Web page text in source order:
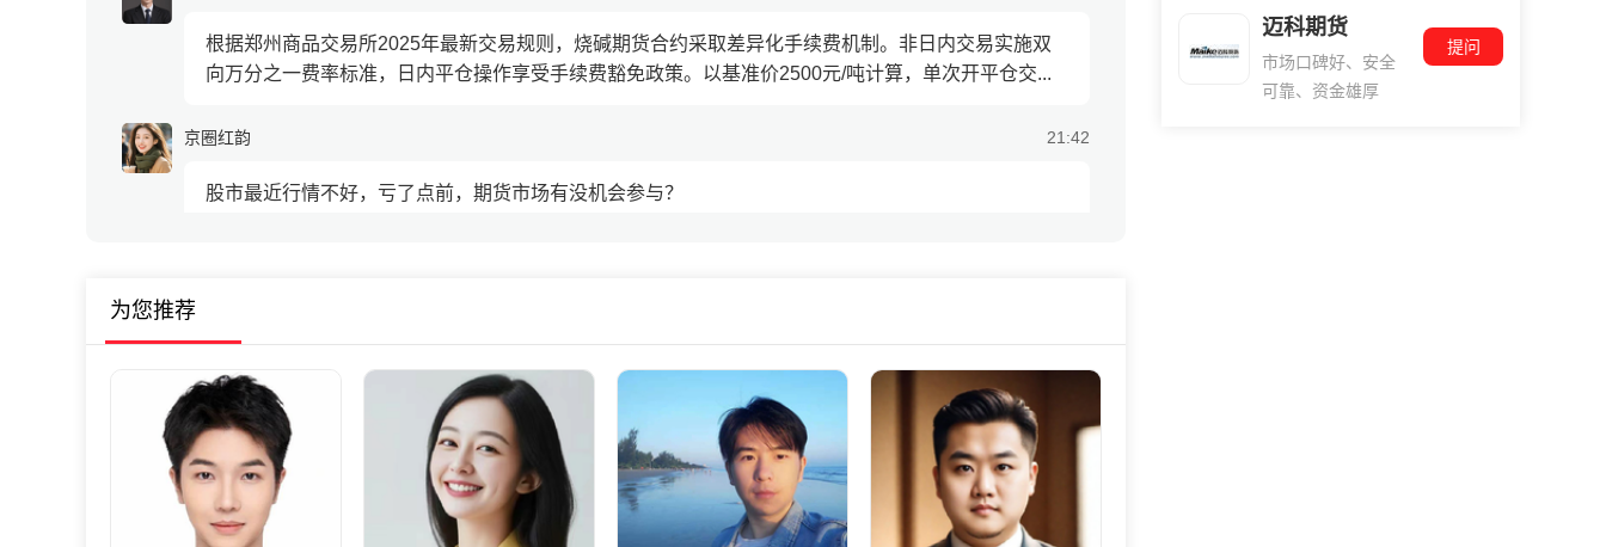
根据郑州商品交易所2025年最新交易规则，烧碱期货合约采取差异化手续费机制。非日内交易实施双
向万分之一费率标准，日内平仓操作享受手续费豁免政策。以基准价2500元/吨计算，单次开平仓交...
京圈红韵 21:42
股市最近行情不好，亏了点前，期货市场有没机会参与？
为您推荐
迈科期货
市场口碑好、安全
可靠、资金雄厚
提问